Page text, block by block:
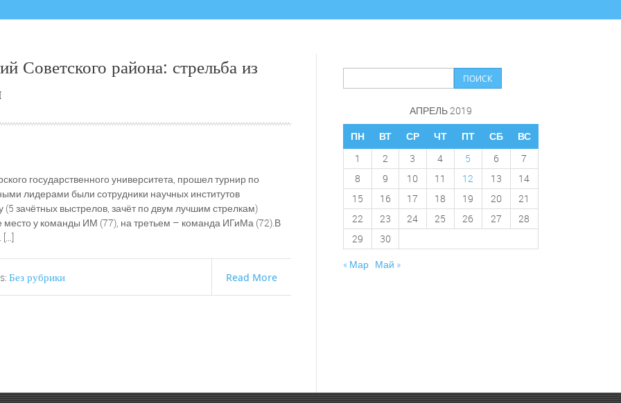
Советского района: стрельба из
государственного университета, прошел турнир по
лидерами были сотрудники научных институтов
зачётных выстрелов, зачёт по двум лучшим стрелкам)
у команды ИМ (77), на третьем – команда ИГиМа (72).В
[…]
Read More
Без рубрики
АПРЕЛЬ 2019
ПН
ВТ СР ЧТ ПТ СБ
ВС
1
2 3 4 5 6
7
8
9 10 11 12 13
14
15
16 17 18 19 20
21
22
23 24 25 26 27
28
29
30
« Мар Май »